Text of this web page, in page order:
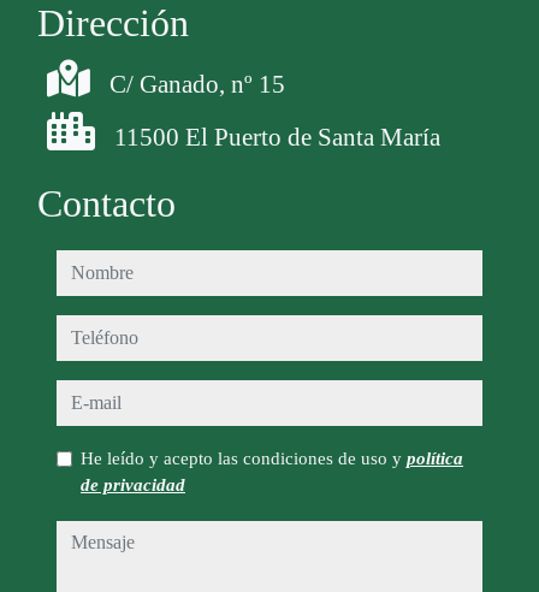
Dirección
C/ Ganado, nº 15
11500 El Puerto de Santa María
Contacto
nombre
teléfono
e-mail
He leído y acepto las condiciones de uso y política
de privacidad
mensaje